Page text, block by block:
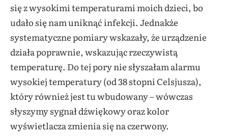
się z wysokimi temperaturami moich dzieci, bo
udało się nam uniknąć infekcji. Jednakże
systematyczne pomiary wskazały, że urządzenie
działa poprawnie, wskazując rzeczywistą
temperaturę. Do tej pory nie słyszałam alarmu
wysokiej temperatury (od 38 stopni Celsjusza),
który również jest tu wbudowany – wówczas
słyszymy sygnał dźwiękowy oraz kolor
wyświetlacza zmienia się na czerwony.